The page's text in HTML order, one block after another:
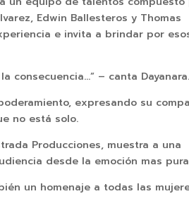
Edwin Ballesteros y Thomas
e invita a brindar por
consecuencia…” – canta Dayanara.
expresando su
no está solo.
Producciones, muestra a una
desde la emoción mas
un homenaje a todas las